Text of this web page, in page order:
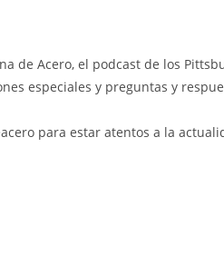
de Acero, el podcast de los
especiales y preguntas y
para estar atentos a la